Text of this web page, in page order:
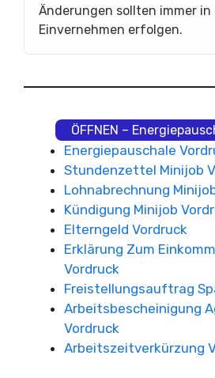
Änderungen sollten immer
Einvernehmen erfolgen.
ÖFFNEN –
Energiepauschale
Stundenzettel Minijob
Lohnabrechnung
Kündigung Minijob
Elterngeld Vordruck
Erklärung Zum
Vordruck
Freistellungsauftrag
Arbeitsbescheinigung
Vordruck
Arbeitszeitverkürzung